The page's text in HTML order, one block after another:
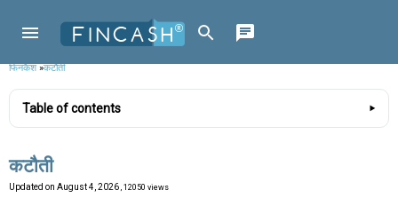
फिनकैश»कटौती
Table of contents
कटौती
Updated on August 4, 2026 , 12050 views